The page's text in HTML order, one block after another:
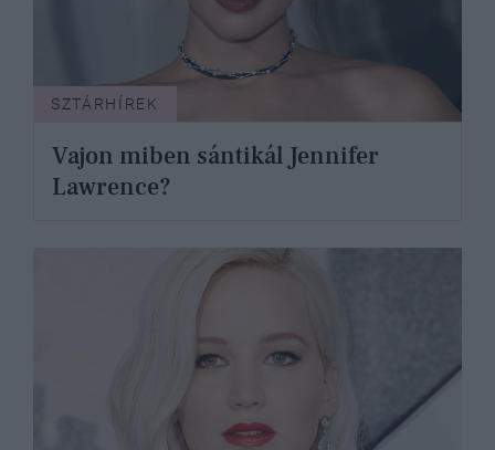
SZTÁRHÍREK
Vajon miben sántikál Jennifer
Lawrence?